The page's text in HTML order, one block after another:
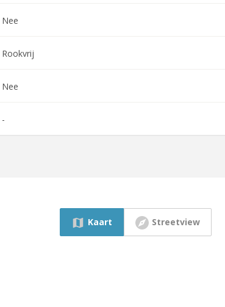
Nee
Rookvrij
Nee
-
Kaart Streetview